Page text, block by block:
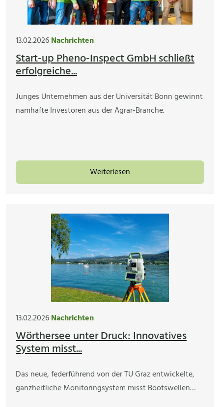
13.02.2026Nachrichten
Start-up Pheno-Inspect GmbH schließt
erfolgreiche...
Junges Unternehmen aus der Universität Bonn gewinnt
namhafte Investoren aus der Agrar-Branche.
Weiterlesen
13.02.2026Nachrichten
Wörthersee unter Druck: Innovatives
System misst...
Das neue, federführend von der TU Graz entwickelte,
ganzheitliche Monitoringsystem misst Bootswellen…